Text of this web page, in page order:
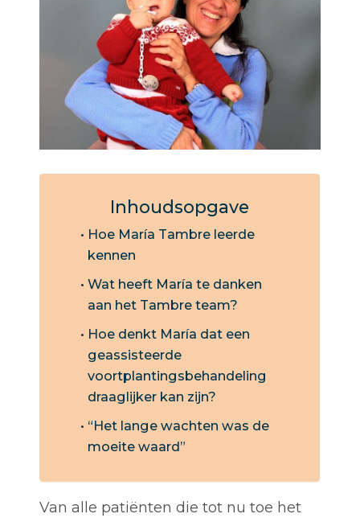
Inhoudsopgave
Hoe María Tambre leerde
kennen
Wat heeft María te danken
aan het Tambre team?
Hoe denkt María dat een
geassisteerde
voortplantingsbehandeling
draaglijker kan zijn?
“Het lange wachten was de
moeite waard”
Van alle patiënten die tot nu toe het